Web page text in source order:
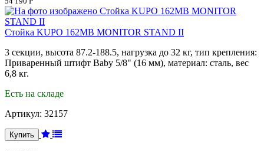
Стойка KUPO 162MB MONITOR STAND II
3 секции, высота 87.2-188.5, нагрузка до 32 кг, тип крепления:
Приваренный штифт Baby 5/8" (16 мм), материал: сталь, вес
6,8 кг.
Есть на складе
Артикул: 32157